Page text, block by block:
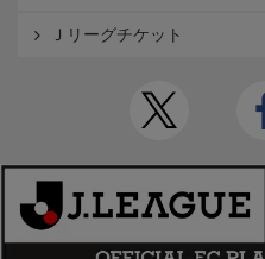
Ｊリーグチケット